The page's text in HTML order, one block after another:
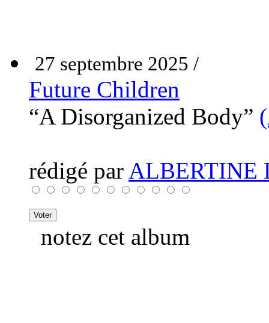
27 septembre 2025 /
Future Children
“A Disorganized Body”
rédigé par ALBERTINE
notez cet album